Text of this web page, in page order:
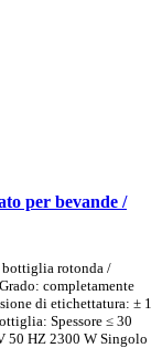
per bevande /
rotonda /
completamente
di etichettatura: ± 1
Spessore ≤ 30
50 HZ 2300 W Singolo